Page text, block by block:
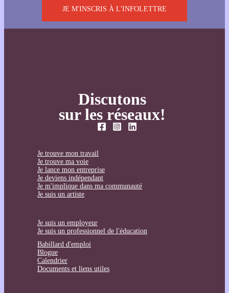
JE M'INSCRIS À L'INFOLETTRE
Discutons
sur les réseaux!
Je trouve mon travail
Je trouve ma voie
Je lance mon entreprise
Je deviens indépendant
Je m'implique dans ma communauté
Je suis un artiste
Je suis un employeur
Je suis un professionnel de l'éducation
Babillard d'emploi
Blogue
Calendrier
Documents et liens utiles